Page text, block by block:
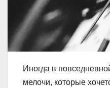
Иногда в
мелочи, которые